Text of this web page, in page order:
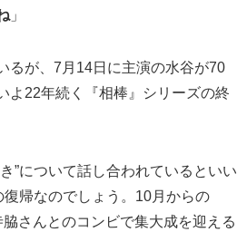
」
が、7月14日に主演の水谷が70
よ22年続く『相棒』シリーズの終
”について話し合われているといい
復帰なのでしょう。10月からの
さんとのコンビで集大成を迎える